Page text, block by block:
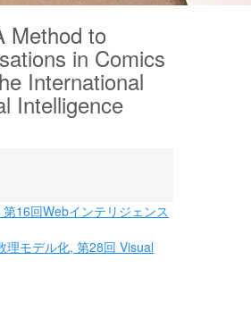
Method to
in Comics
International
Intelligence
16回Webインテリジェンス
理モデル化, 第28回 Visual